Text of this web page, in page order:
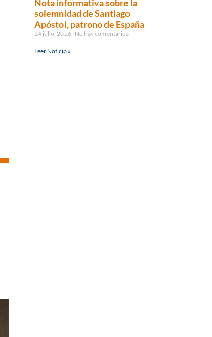
Nota informativa sobre la
solemnidad de Santiago
Apóstol, patrono de España
24 julio, 2026 No hay comentarios
Leer Noticia »